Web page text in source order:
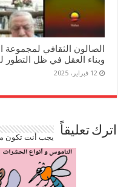
الصالون الثقافي لمجموعة
وبناء العقل في ظل التطور
12 فبراير، 2025
اترك تعليقاً يجب أنت تكون